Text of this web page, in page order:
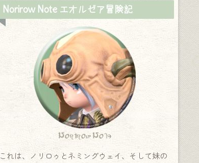
Norirow Note エオルゼア冒険記
Norirow Note
これは、ノリロゥとネミングウェイ、そして妹の